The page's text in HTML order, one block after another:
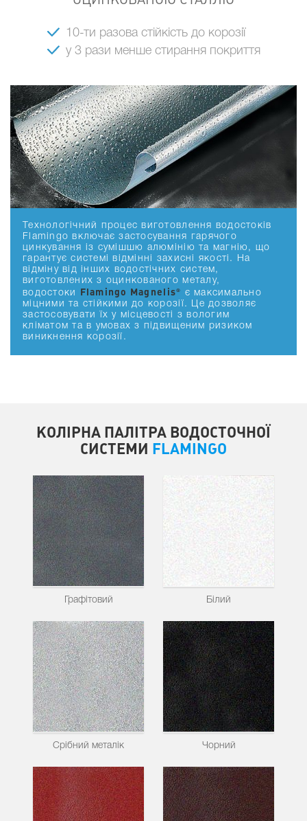
10-ти разова стійкість до корозії
у 3 рази менше стирання покриття
Технологічний процес виготовлення водостоків
Flamingo включає застосування гарячого
цинкування із сумішшю алюмінію та магнію, що
гарантує системі відмінні захисні якості. На
відміну від інших водостічних систем,
виготовлених з оцинкованого металу,
водостоки
Flamingo Magnelis® є максимально
міцними та стійкими до корозії. Це дозволяє
застосовувати їх у місцевості з вологим
кліматом та в умовах з підвищеним ризиком
виникнення корозії.
КОЛІРНА ПАЛІТРА ВОДОСТОЧНОЇ
СИСТЕМИ FLAMINGO
Графітовий Білий
Срібний металік Чорний